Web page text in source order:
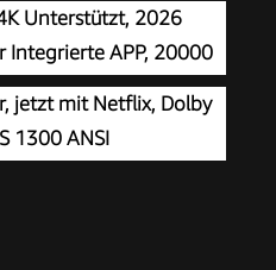
Unterstützt, 2026
Integrierte APP, 20000
14, Automatische
Bluetooth 5.4, 180°
jetzt mit Netflix, Dolby
1300 ANSI
Outdoor